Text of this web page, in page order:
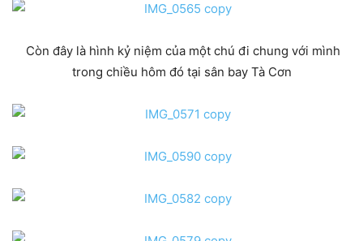
Còn đây là hình kỷ niệm của một chú đi chung với mình
trong chiều hôm đó tại sân bay Tà Cơn